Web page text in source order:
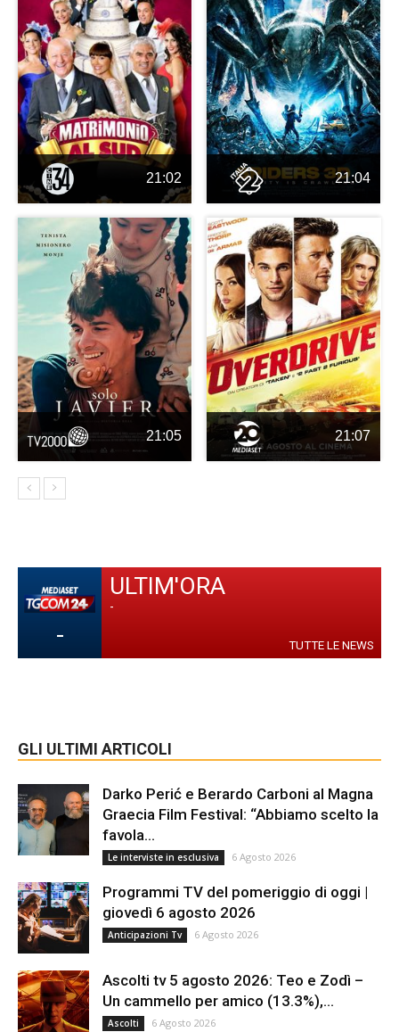
21:02 21:04
21:05 21:07
-
ULTIM'ORA
-
TUTTE LE NEWS
GLI ULTIMI ARTICOLI
Darko Perić e Berardo Carboni al Magna
Graecia Film Festival: “Abbiamo scelto la
favola...
Le interviste in esclusiva 6 Agosto 2026
Programmi TV del pomeriggio di oggi |
giovedì 6 agosto 2026
Anticipazioni Tv 6 Agosto 2026
Ascolti tv 5 agosto 2026: Teo e Zodì –
Un cammello per amico (13.3%),...
Ascolti 6 Agosto 2026